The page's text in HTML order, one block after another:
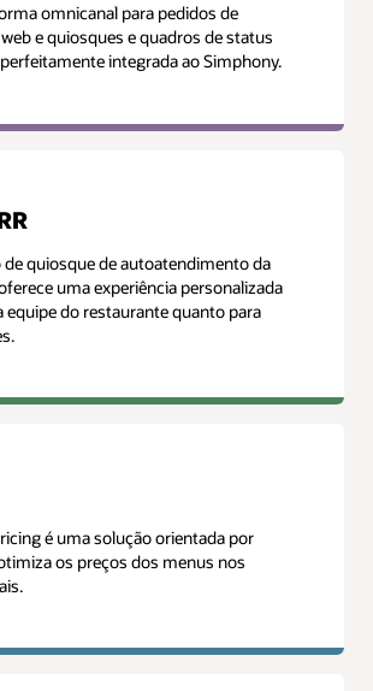
omnicanal para pedidos de
e quiosques e quadros de status
integrada ao Simphony.
de quiosque de autoatendimento da
uma experiência personalizada
equipe do restaurante quanto para
é uma solução orientada por
os preços dos menus nos